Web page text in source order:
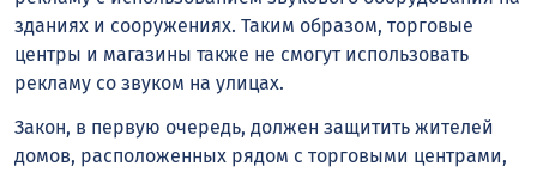
зданиях и сооружениях. Таким образом, торговые
центры и магазины также не смогут использовать
рекламу со звуком на улицах.
Закон, в первую очередь, должен защитить жителей
домов, расположенных рядом с торговыми центрами,